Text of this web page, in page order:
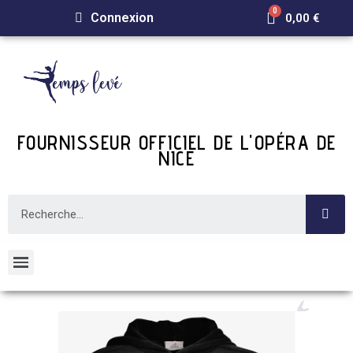
Connexion 0,00 €
FOURNISSEUR OFFICIEL DE L'OPÉRA DE
NICE